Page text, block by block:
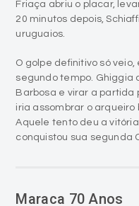
O golpe definitivo só veio,
segundo tempo. Ghiggia
iria assombrar o arqueiro
Aquele tento deu a
conquistou sua segunda
access_time 16/06/2020